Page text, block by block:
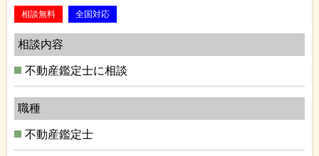
相談無料 全国対応
相談内容
不動産鑑定士に相談
職種
不動産鑑定士